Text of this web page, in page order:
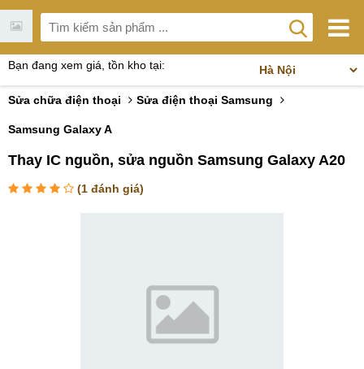
Bạn đang xem giá, tồn kho tại:
Sửa chữa điện thoại Sửa điện thoại Samsung
Samsung Galaxy A
Thay IC nguồn, sửa nguồn Samsung Galaxy A20
(1 đánh giá)